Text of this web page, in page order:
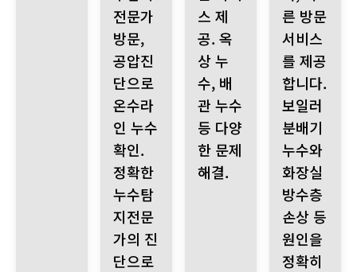
전문가
방문,
공압진
단으로
온수라
인 누수
확인.
정확한
누수탐
지전문
가의 진
단으로
스 제
공. 옥
상 누
수, 배
관 누수
등 다양
한 문제
해결.
른 방문
서비스
를 제공
합니다.
보일러
분배기
누수와
화장실
방수층
손상 등
원인을
정확히